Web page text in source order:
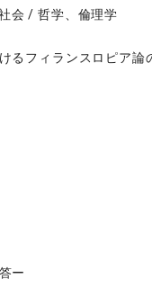
会 / 哲学、倫理学
るフィランスロピア論
ー